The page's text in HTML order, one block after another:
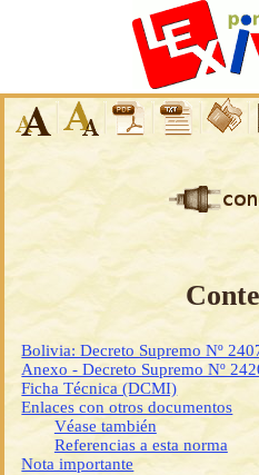
Bolivia: Decreto Supremo Nº
Anexo - Decreto Supremo Nº
Ficha Técnica (DCMI)
Enlaces con otros documentos
Véase también
Referencias a esta norma
Nota importante